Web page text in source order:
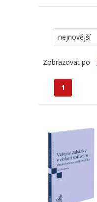
nejnovější
Zobrazovat po
1